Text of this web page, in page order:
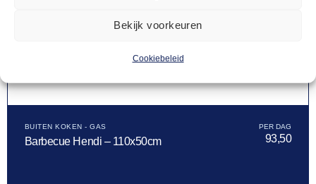
Bekijk voorkeuren
Cookiebeleid
BUITEN KOKEN - GAS
Barbecue Hendi – 110x50cm 93,50